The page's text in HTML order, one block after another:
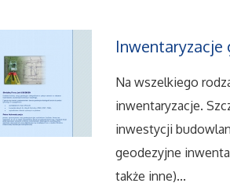
Inwentaryzacje
Na wszelkiego
inwentaryzacje.
inwestycji
geodezyjne
także inne)...